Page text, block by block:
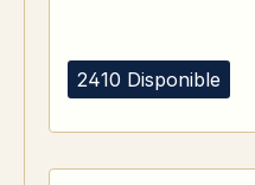
2410 Disponible